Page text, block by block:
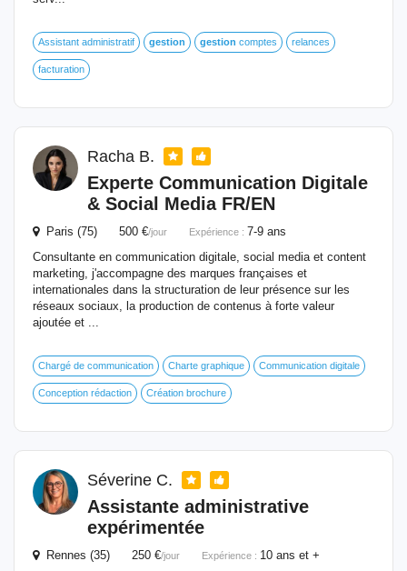
Assistant administratif gestion gestion comptes relances
facturation
Racha B.
Experte Communication Digitale
& Social Media FR/EN
Paris (75) 500 €/jour Expérience : 7-9 ans
Consultante en communication digitale, social media et content
marketing, j'accompagne des marques françaises et
internationales dans la structuration de leur présence sur les
réseaux sociaux, la production de contenus à forte valeur
ajoutée et ...
Chargé de communication Charte graphique Communication digitale
Conception rédaction Création brochure
Séverine C.
Assistante administrative
expérimentée
Rennes (35) 250 €/jour Expérience : 10 ans et +